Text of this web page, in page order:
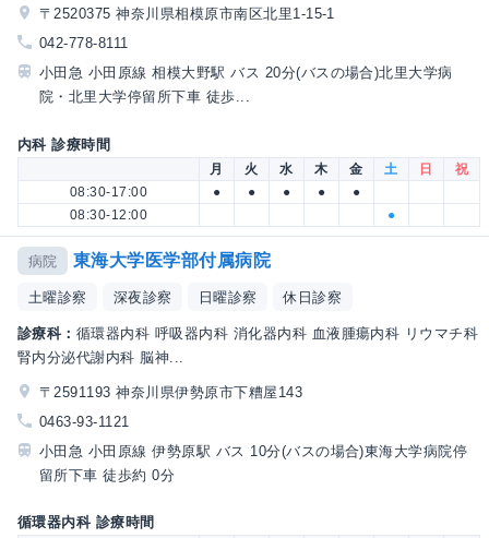
〒2520375 神奈川県相模原市南区北里1-15-1
042-778-8111
小田急 小田原線 相模大野駅 バス 20分(バスの場合)北里大学病
院・北里大学停留所下車 徒歩...
内科 診療時間
月 火 水 木 金 土 日
祝
08:30-17:00
● ● ● ●
●
08:30-12:00
●
病院 東海大学医学部付属病院
土曜診察 深夜診察 日曜診察 休日診察
診療科： 循環器内科 呼吸器内科 消化器内科 血液腫瘍内科 リウマチ科
腎内分泌代謝内科 脳神...
〒2591193 神奈川県伊勢原市下糟屋143
0463-93-1121
小田急 小田原線 伊勢原駅 バス 10分(バスの場合)東海大学病院停
留所下車 徒歩約 0分
循環器内科 診療時間